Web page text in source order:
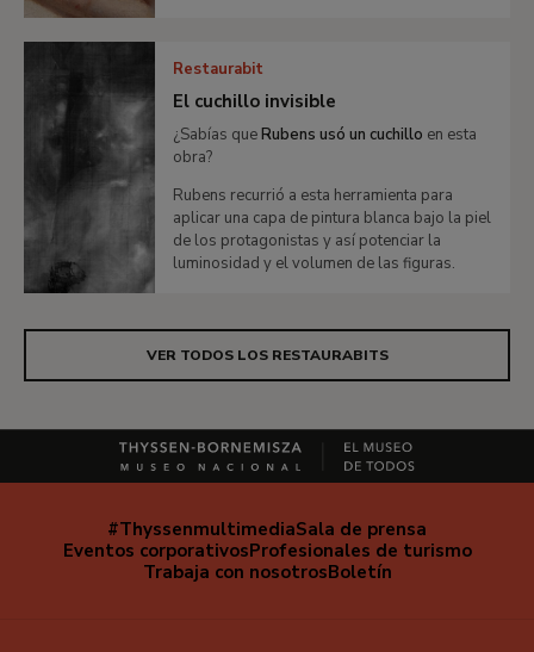
Restaurabit
El cuchillo invisible
¿Sabías queRubens usó un cuchillo en esta
obra?
Rubens recurrió a esta herramienta para
aplicar una capa de pintura blanca bajo la piel
de los protagonistas y así potenciar la
luminosidad y el volumen de las figuras.
VER TODOS LOS RESTAURABITS
Navegación
secundaria
#ThyssenmultimediaSala de prensa
Eventos corporativosProfesionales de turismo
Trabaja con nosotrosBoletín